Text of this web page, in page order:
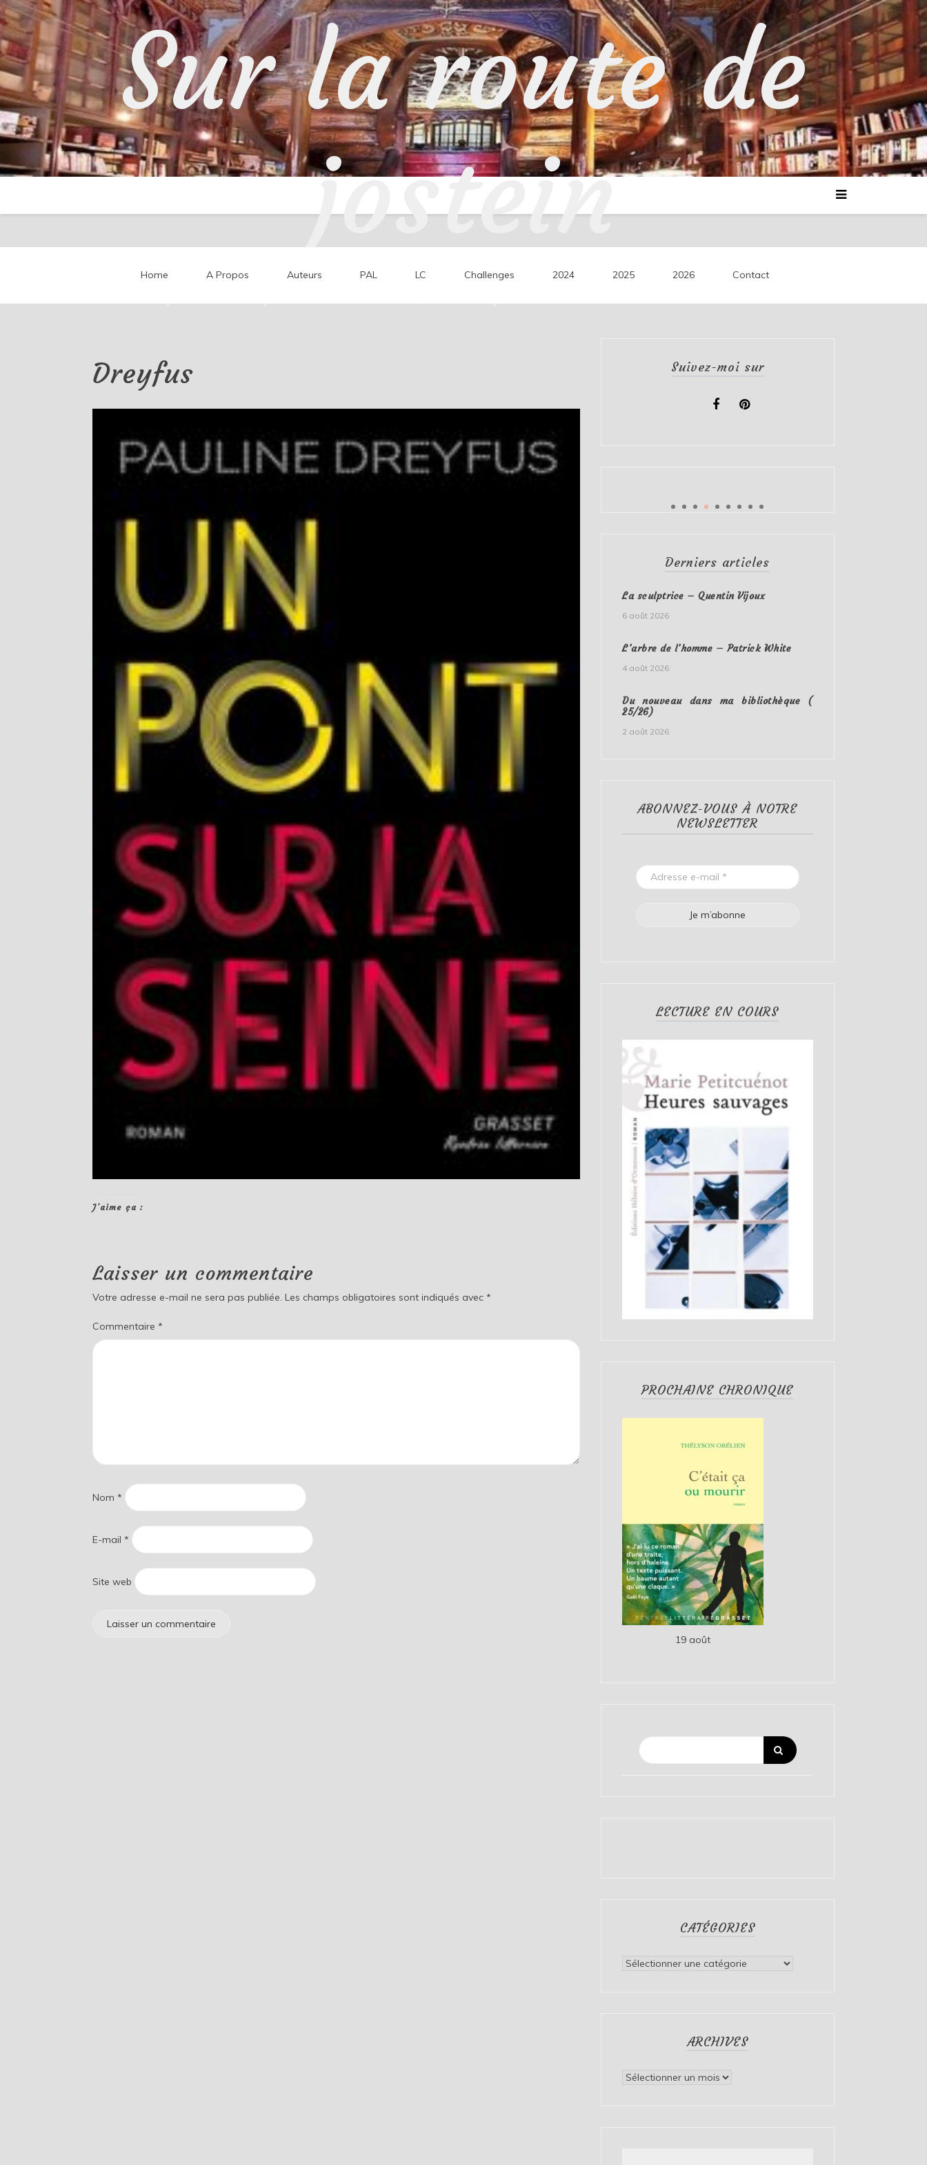
Skip
to
content
Sur la route de
jostein
Home A Propos Auteurs PAL LC Challenges 2024 2025 2026 Contact
Dreyfus
J’aime ça :
Laisser un commentaire
Votre adresse e-mail ne sera pas publiée. Les champs obligatoires sont indiqués avec*
Commentaire*
Nom*
E-mail*
Site web
Suivez-moi sur
Derniers articles
La sculptrice – Quentin Vijoux
6 août 2026
L’arbre de l’homme – Patrick White
4 août 2026
Du nouveau dans ma bibliothèque (
25/26)
2 août 2026
ABONNEZ-VOUS À NOTRE
NEWSLETTER
LECTURE EN COURS
PROCHAINE CHRONIQUE
19 août
CATÉGORIES
Catégories
ARCHIVES
Archives